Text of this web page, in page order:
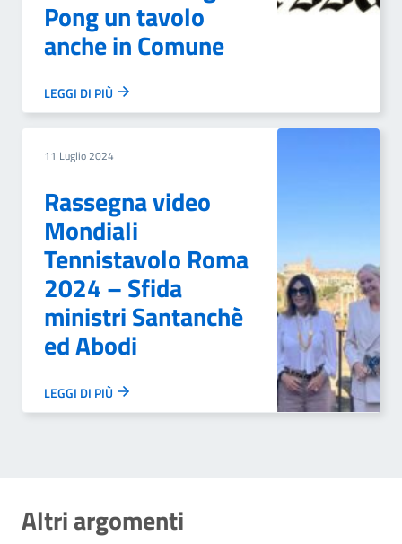
Pong un tavolo
anche in Comune
LEGGI DI PIÙ
11 Luglio 2024
Rassegna video
Mondiali
Tennistavolo Roma
2024 – Sfida
ministri Santanchè
ed Abodi
LEGGI DI PIÙ
Altri argomenti